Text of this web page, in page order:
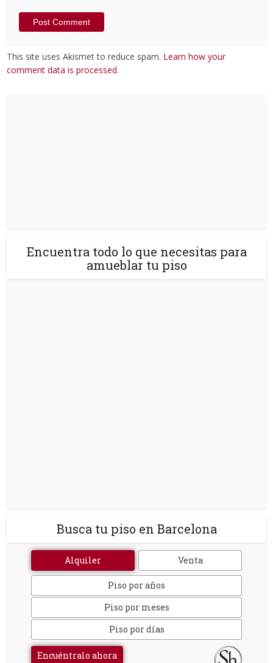
This site uses Akismet to reduce spam. Learn how your
comment data is processed.
Encuentra todo lo que necesitas para
amueblar tu piso
Busca tu piso en Barcelona
Alquiler Venta
Piso por años
Piso por meses
Piso por días
Encuéntralo ahora